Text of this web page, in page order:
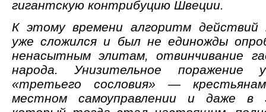
гигантскую контрибуцию Швеции.
К этому времени алгоритм действий
уже сложился и был не единожды
ненасытным элитам, отвинчивание
народа. Унизительное поражение
«третьего сословия» —
местном самоуправлении и даже в